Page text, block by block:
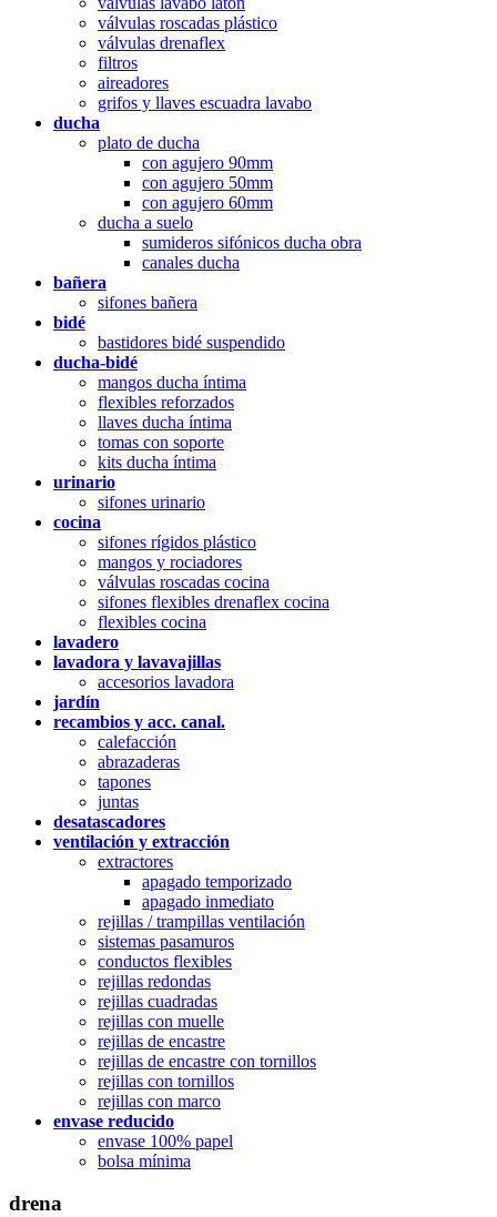
válvulas roscadas plástico
válvulas drenaflex
filtros
aireadores
grifos y llaves escuadra lavabo
ducha
plato de ducha
con agujero 90mm
con agujero 50mm
con agujero 60mm
ducha a suelo
sumideros sifónicos ducha obra
canales ducha
bañera
sifones bañera
bidé
bastidores bidé suspendido
ducha-bidé
mangos ducha íntima
flexibles reforzados
llaves ducha íntima
tomas con soporte
kits ducha íntima
urinario
sifones urinario
cocina
sifones rígidos plástico
mangos y rociadores
válvulas roscadas cocina
sifones flexibles drenaflex cocina
flexibles cocina
lavadero
lavadora y lavavajillas
accesorios lavadora
jardín
recambios y acc. canal.
calefacción
abrazaderas
tapones
juntas
desatascadores
ventilación y extracción
extractores
apagado temporizado
apagado inmediato
rejillas / trampillas ventilación
sistemas pasamuros
conductos flexibles
rejillas redondas
rejillas cuadradas
rejillas con muelle
rejillas de encastre
rejillas de encastre con tornillos
rejillas con tornillos
rejillas con marco
envase reducido
envase 100% papel
bolsa mínima
drena